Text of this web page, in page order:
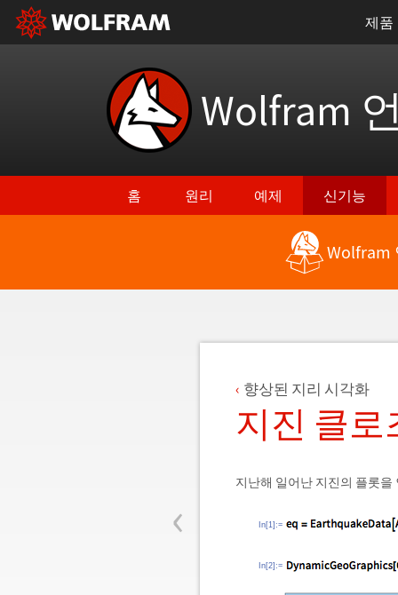
제품
Wolfram
홈 원리 예제 신기능
Wolfram
‹
향상된 지리 시각화
지진 클로
지난해 일어난 지진의 플롯
In[1]:=
In[2]:=